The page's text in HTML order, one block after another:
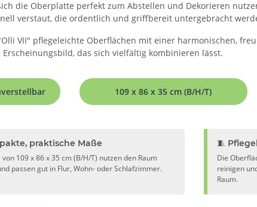
die Oberplatte perfekt zum Abstellen und Dekorieren
verstaut, die ordentlich und griffbereit untergebracht
VII" pflegeleichte Oberflächen mit einer harmonischen,
das sich vielfältig kombinieren lässt.
109 x 86 x 35 cm (B/H/T)
praktische Maße
109 x 86 x 35 cm (B/H/T) nutzen den Raum
passen gut in Flur, Wohn- oder Schlafzimmer.
🧵
Die
reinigen
Raum.